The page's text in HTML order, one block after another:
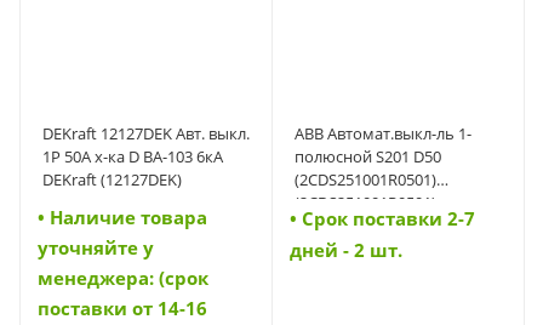
DEKraft 12127DEK Авт. выкл.
1Р 50А х-ка D ВА-103 6кА
DEKraft (12127DEK)
• Наличие товара
уточняйте у
менеджера: (срок
поставки от 14-16
ABB Автомат.выкл-ль 1-
полюсной S201 D50
(2CDS251001R0501)
(2CDS251001R0501)
• Cрок поставки 2-7
дней - 2 шт.